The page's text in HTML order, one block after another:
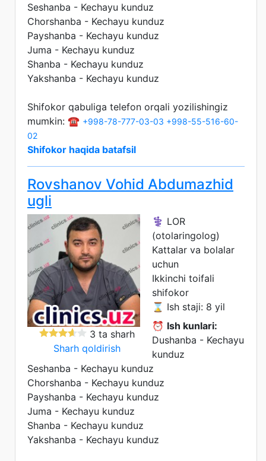
Seshanba - Kechayu kunduz
Chorshanba - Kechayu kunduz
Payshanba - Kechayu kunduz
Juma - Kechayu kunduz
Shanba - Kechayu kunduz
Yakshanba - Kechayu kunduz
Shifokor qabuliga telefon orqali yozilishingiz
mumkin: ☎️ +998-78-777-03-03 +998-55-516-60-
02
Shifokor haqida batafsil
Rovshanov Vohid Abdumazhid
ugli
3 ta sharh
Sharh qoldirish
⚕️ LOR
(otolaringolog)
Kattalar va bolalar
uchun
Ikkinchi toifali
shifokor
⌛ Ish staji: 8 yil
⏰ Ish kunlari:
Dushanba - Kechayu
kunduz
Seshanba - Kechayu kunduz
Chorshanba - Kechayu kunduz
Payshanba - Kechayu kunduz
Juma - Kechayu kunduz
Shanba - Kechayu kunduz
Yakshanba - Kechayu kunduz